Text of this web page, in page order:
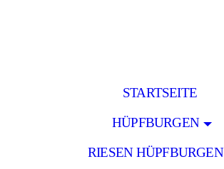
STARTSEITE
HÜPFBURGEN
RIESEN HÜPFBURGEN